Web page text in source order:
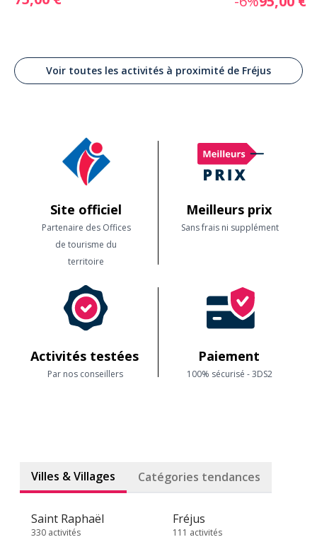
Voir toutes les activités à proximité de Fréjus
Site officiel
Partenaire des Offices
de tourisme du
territoire
Meilleurs prix
Sans frais ni supplément
Activités testées
Par nos conseillers
Paiement
100% sécurisé - 3DS2
Villes & Villages Catégories tendances
Saint Raphaël
330 activités
Fréjus
111 activités